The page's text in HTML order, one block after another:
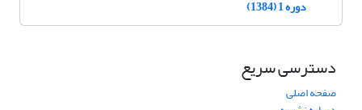
دوره 1 (1384)
دسترسی سریع
صفحه اصلی